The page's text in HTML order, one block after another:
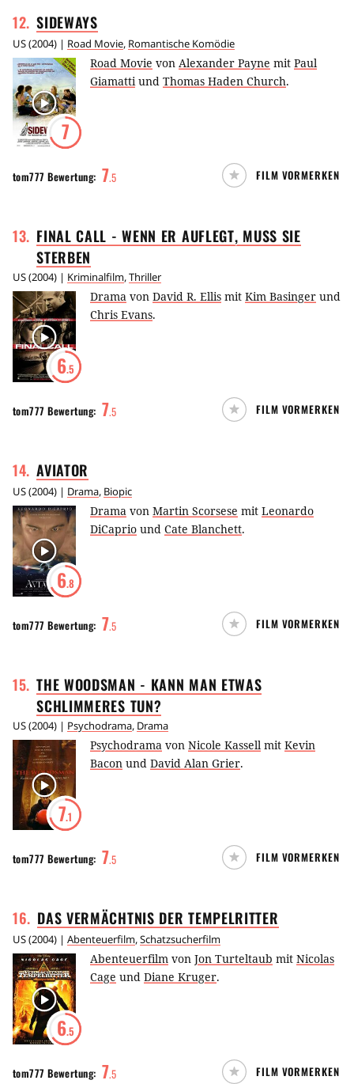
12. SIDEWAYS
US(2004) | Road Movie, Romantische Komödie
7
Road Movie von Alexander Payne mit Paul
Giamatti und Thomas Haden Church.
tom777 Bewertung: 7.5 FILM VORMERKEN
13. FINAL CALL - WENN ER AUFLEGT, MUSS SIE
STERBEN
US(2004) | Kriminalfilm,Thriller
6.5
Drama von David R. Ellis mit Kim Basinger und
Chris Evans.
tom777 Bewertung: 7.5 FILM VORMERKEN
14. AVIATOR
US(2004) | Drama, Biopic
6.8
Drama von Martin Scorsese mit Leonardo
DiCaprio und Cate Blanchett.
tom777 Bewertung: 7.5 FILM VORMERKEN
15. THE WOODSMAN - KANN MAN ETWAS
SCHLIMMERES TUN?
US(2004) | Psychodrama, Drama
7.1
Psychodrama von Nicole Kassell mit Kevin
Bacon und David Alan Grier.
tom777 Bewertung: 7.5 FILM VORMERKEN
16. DAS VERMÄCHTNIS DERTEMPELRITTER
US(2004) | Abenteuerfilm,Schatzsucherfilm
6.5
Abenteuerfilm von Jon Turteltaub mit Nicolas
Cage und Diane Kruger.
tom777 Bewertung: 7.5 FILM VORMERKEN